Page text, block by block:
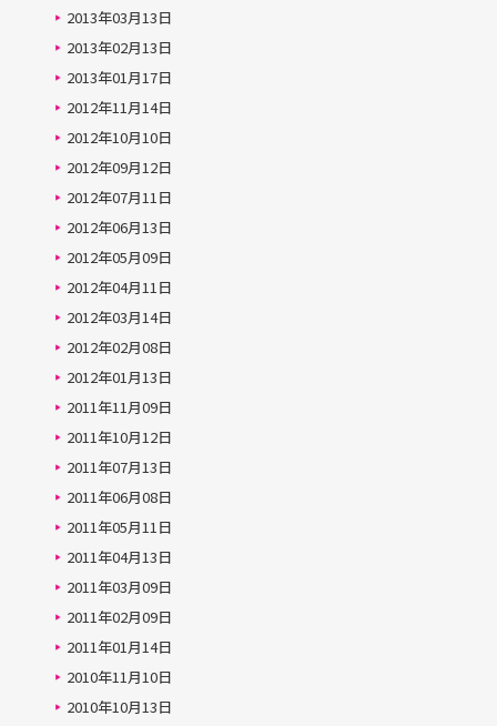
2013年03月13日
2013年02月13日
2013年01月17日
2012年11月14日
2012年10月10日
2012年09月12日
2012年07月11日
2012年06月13日
2012年05月09日
2012年04月11日
2012年03月14日
2012年02月08日
2012年01月13日
2011年11月09日
2011年10月12日
2011年07月13日
2011年06月08日
2011年05月11日
2011年04月13日
2011年03月09日
2011年02月09日
2011年01月14日
2010年11月10日
2010年10月13日